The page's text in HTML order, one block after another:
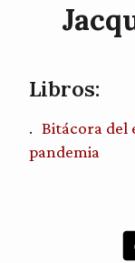
Libros:
Bitácora del
pandemia